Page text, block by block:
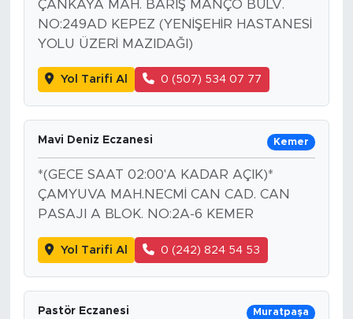
ÇANKAYA MAH. BARIŞ MANÇO BULV.
NO:249AD KEPEZ (YENİŞEHİR HASTANESİ
YOLU ÜZERİ MAZIDAĞI)
Yol Tarifi Al 0 (507) 534 07 77
Mavi Deniz Eczanesi Kemer
*(GECE SAAT 02:00'A KADAR AÇIK)*
ÇAMYUVA MAH.NECMİ CAN CAD. CAN
PASAJI A BLOK. NO:2A-6 KEMER
Yol Tarifi Al 0 (242) 824 54 53
Pastör Eczanesi Muratpaşa